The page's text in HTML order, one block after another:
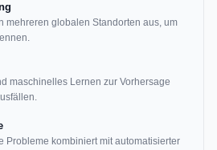
mehreren globalen Standorten aus, um
maschinelles Lernen zur Vorhersage
Probleme kombiniert mit automatisierter